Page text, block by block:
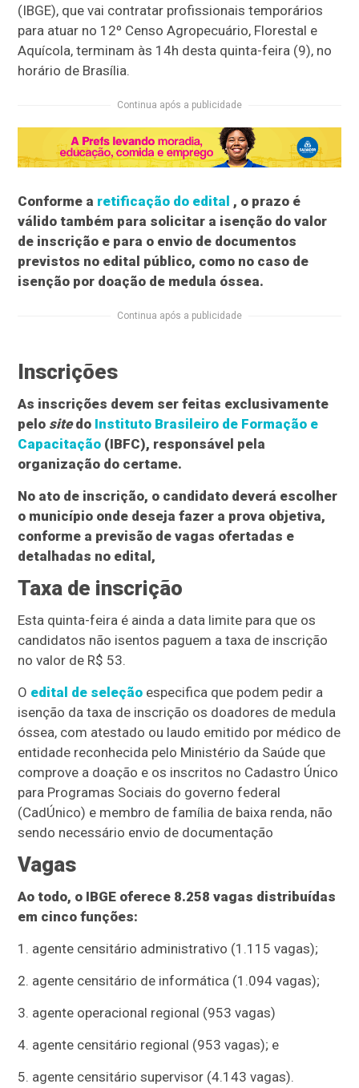
(IBGE), que vai contratar profissionais temporários
para atuar no 12º Censo Agropecuário, Florestal e
Aquícola, terminam às 14h desta quinta-feira (9), no
horário de Brasília.
Continua após a publicidade
Conforme a retificação do edital , o prazo é
válido também para solicitar a isenção do valor
de inscrição e para o envio de documentos
previstos no edital público, como no caso de
isenção por doação de medula óssea.
Continua após a publicidade
Inscrições
As inscrições devem ser feitas exclusivamente
pelo sitedo Instituto Brasileiro de Formação e
Capacitação (IBFC), responsável pela
organização do certame.
No ato de inscrição, o candidato deverá escolher
o município onde deseja fazer a prova objetiva,
conforme a previsão de vagas ofertadas e
detalhadas no edital,
Taxa de inscrição
Esta quinta-feira é ainda a data limite para que os
candidatos não isentos paguem a taxa de inscrição
no valor de R$ 53.
O edital de seleção especifica que podem pedir a
isenção da taxa de inscrição os doadores de medula
óssea, com atestado ou laudo emitido por médico de
entidade reconhecida pelo Ministério da Saúde que
comprove a doação e os inscritos no Cadastro Único
para Programas Sociais do governo federal
(CadÚnico) e membro de família de baixa renda, não
sendo necessário envio de documentação
Vagas
Ao todo, o IBGE oferece 8.258 vagas distribuídas
em cinco funções:
1. agente censitário administrativo (1.115 vagas);
2. agente censitário de informática (1.094 vagas);
3. agente operacional regional (953 vagas)
4. agente censitário regional (953 vagas); e
5. agente censitário supervisor (4.143 vagas).